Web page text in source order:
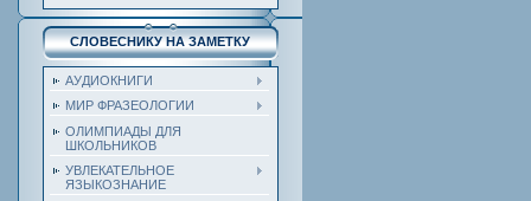
СЛОВЕСНИКУ НА ЗАМЕТКУ
АУДИОКНИГИ
МИР ФРАЗЕОЛОГИИ
ОЛИМПИАДЫ ДЛЯ
ШКОЛЬНИКОВ
УВЛЕКАТЕЛЬНОЕ
ЯЗЫКОЗНАНИЕ